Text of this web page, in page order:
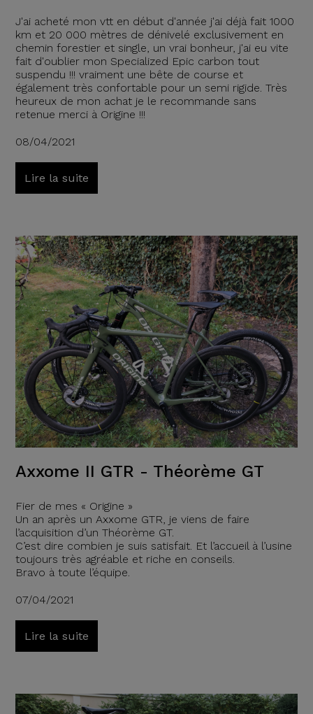
J'ai acheté mon vtt en début d'année j'ai déjà fait 1000
km et 20 000 mètres de dénivelé exclusivement en
chemin forestier et single, un vrai bonheur, j'ai eu vite
fait d'oublier mon Specialized Epic carbon tout
suspendu !!! vraiment une bête de course et
également très confortable pour un semi rigide. Très
heureux de mon achat je le recommande sans
retenue merci à Origine !!!
08/04/2021
Lire la suite
Axxome II GTR - Théorème GT
Fier de mes « Origine »
Un an après un Axxome GTR, je viens de faire
l’acquisition d’un Théorème GT.
C’est dire combien je suis satisfait. Et l’accueil à l’usine
toujours très agréable et riche en conseils.
Bravo à toute l’équipe.
07/04/2021
Lire la suite